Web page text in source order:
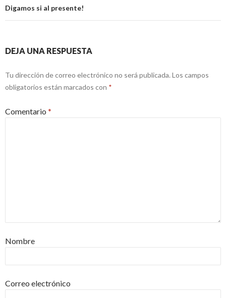
Digamos si al presente!
DEJA UNA RESPUESTA
Tu dirección de correo electrónico no será publicada. Los campos
obligatorios están marcados con *
Comentario *
Nombre
Correo electrónico